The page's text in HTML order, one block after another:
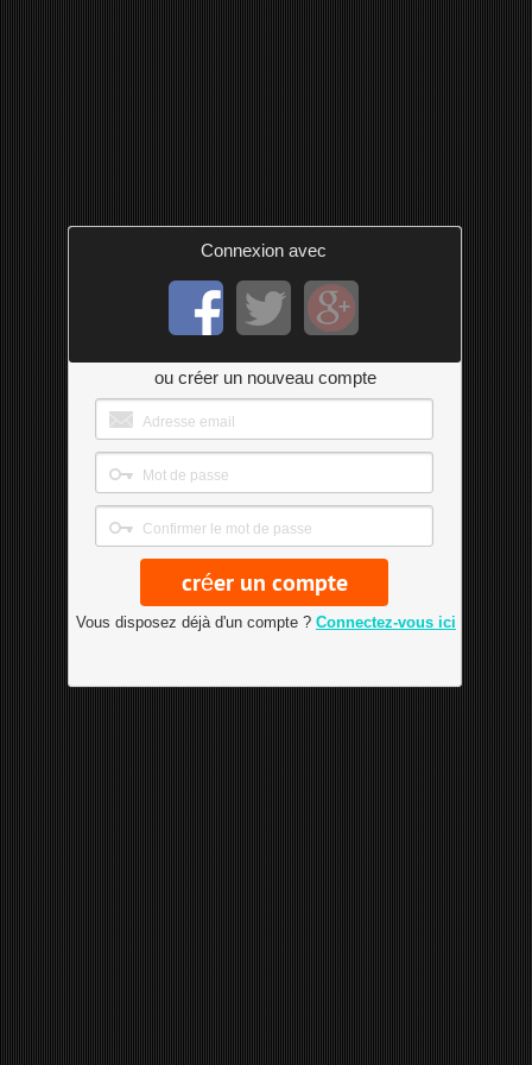
Connexion avec
ou créer un nouveau compte
Vous disposez déjà d'un compte ? Connectez-vous ici